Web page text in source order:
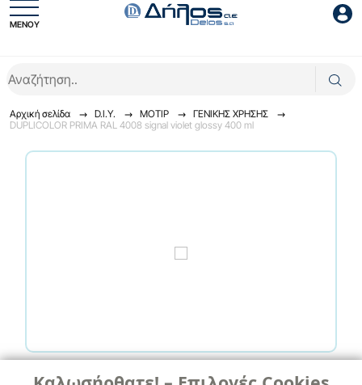
ΜΕΝΟΥ
Αρχική σελίδα D.I.Y. ΜΟΤΙΡ
ΓENIKHΣ XPHΣHΣ
DUPLICOLOR PRIMA RAL 4008 signal violet glossy 400 ml